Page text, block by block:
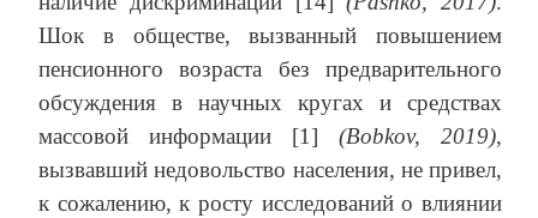
Шок в обществе, вызванный повышением
пенсионного возраста без предварительного
обсуждения в научных кругах и средствах
массовой информации [1] (Bobkov, 2019),
вызвавший недовольство населения, не привел,
к сожалению, к росту исследований о влиянии